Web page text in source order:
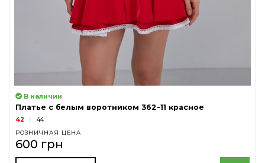
В наличии
Платье с белым воротником 362-11 красное
42 44
РОЗНИЧНАЯ ЦЕНА
600 грн